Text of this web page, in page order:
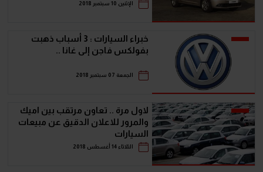
الإثنين 10 سبتمبر 2018
خبراء السيارات : 3 أسباب ذهبت
بفولكس فاجن إلى غانا ..
الجمعة 07 سبتمبر 2018
لاول مرة .. تعاون مرتقب بين اميك
والمرور للاعلان الدقيق عن مبيعات
السيارات
الثلاثاء 14 أغسطس 2018